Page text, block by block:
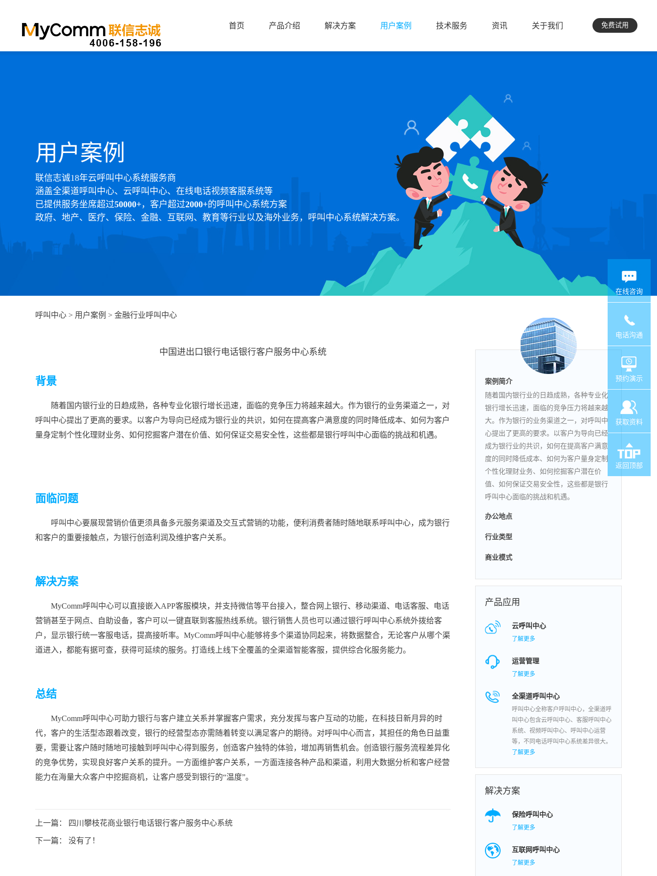
首页 产品介绍 解决方案 用户案例 技术服务 资讯 关于我们 免费试用
用户案例
联信志诚18年云呼叫中心系统服务商
涵盖全渠道呼叫中心、云呼叫中心、在线电话视频客服系统等
已提供服务坐席超过50000+，客户超过2000+的呼叫中心系统方案
政府、地产、医疗、保险、金融、互联网、教育等行业以及海外业务，呼叫中心系统解决方案。
呼叫中心 > 用户案例 > 金融行业呼叫中心
中国进出口银行电话银行客户服务中心系统
背景
随着国内银行业的日趋成熟，各种专业化银行增长迅速，面临的竞争压力将越来越大。作为银行的业务渠道之一，对
呼叫中心提出了更高的要求。以客户为导向已经成为银行业的共识，如何在提高客户满意度的同时降低成本、如何为客户
量身定制个性化理财业务、如何挖掘客户潜在价值、如何保证交易安全性，这些都是银行呼叫中心面临的挑战和机遇。
面临问题
呼叫中心要展现营销价值更须具备多元服务渠道及交互式营销的功能，便利消费者随时随地联系呼叫中心，成为银行
和客户的重要接触点，为银行创造利润及维护客户关系。
解决方案
MyComm呼叫中心可以直接嵌入APP客服模块，并支持微信等平台接入，整合网上银行、移动渠道、电话客服、电话
营销甚至于网点、自助设备，客户可以一键直联到客服热线系统。银行销售人员也可以通过银行呼叫中心系统外拨给客
户，显示银行统一客服电话，提高接听率。MyComm呼叫中心能够将多个渠道协同起来，将数据整合，无论客户从哪个渠
道进入，都能有据可查，获得可延续的服务。打造线上线下全覆盖的全渠道智能客服，提供综合化服务能力。
总结
MyComm呼叫中心可助力银行与客户建立关系并掌握客户需求，充分发挥与客户互动的功能，在科技日新月异的时
代，客户的生活型态跟着改变，银行的经营型态亦需随着转变以满足客户的期待。对呼叫中心而言，其担任的角色日益重
要，需要让客户随时随地可接触到呼叫中心得到服务，创造客户独特的体验，增加再销售机会。创造银行服务流程差异化
的竞争优势，实现良好客户关系的提升。一方面维护客户关系，一方面连接各种产品和渠道，利用大数据分析和客户经营
能力在海量大众客户中挖掘商机，让客户感受到银行的“温度”。
上一篇： 四川攀枝花商业银行电话银行客户服务中心系统
下一篇： 没有了！
案例简介
随着国内银行业的日趋成熟，各种专业化
银行增长迅速，面临的竞争压力将越来越
大。作为银行的业务渠道之一，对呼叫中
心提出了更高的要求。以客户为导向已经
成为银行业的共识，如何在提高客户满意
度的同时降低成本、如何为客户量身定制
个性化理财业务、如何挖掘客户潜在价
值、如何保证交易安全性，这些都是银行
呼叫中心面临的挑战和机遇。
办公地点
行业类型
商业模式
产品应用
云呼叫中心
了解更多
运营管理
了解更多
全渠道呼叫中心
呼叫中心全称客户呼叫中心，全渠道呼
叫中心包含云呼叫中心、客服呼叫中心
系统、视频呼叫中心、呼叫中心运营
等，不同电话呼叫中心系统差异很大。
了解更多
解决方案
保险呼叫中心
了解更多
互联网呼叫中心
了解更多
在线咨询
电话沟通
预约演示
获取资料
返回顶部